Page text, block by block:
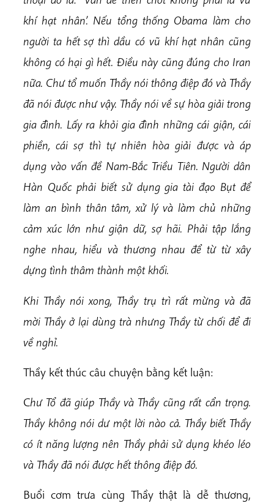
khí hạt nhân’. Nếu tổng thống Obama làm cho
người ta hết sợ thì dầu có vũ khí hạt nhân cũng
không có hại gì hết. Điều này cũng đúng cho Iran
nữa. Chư tổ muốn Thầy nói thông điệp đó và Thầy
đã nói được như vậy. Thầy nói về sự hòa giải trong
gia đình. Lấy ra khỏi gia đình những cái giận, cái
phiền, cái sợ thì tự nhiên hòa giải được và áp
dụng vào vấn đề Nam-Bắc Triều Tiên. Người dân
Hàn Quốc phải biết sử dụng gia tài đạo Bụt để
làm an bình thân tâm, xử lý và làm chủ những
cảm xúc lớn như giận dữ, sợ hãi. Phải tập lắng
nghe nhau, hiểu và thương nhau để từ từ xây
dựng tình thâm thành một khối.
Khi Thầy nói xong, Thầy trụ trì rất mừng và đã
mời Thầy ở lại dùng trà nhưng Thầy từ chối để đi
về nghỉ.
Thầy kết thúc câu chuyện bằng kết luận:
ChưTổ đã giúp Thầy và Thầy cũng rất cẩn trọng.
Thầy không nói dư một lời nào cả. Thầy biết Thầy
có ít năng lượng nên Thầy phải sử dụng khéo léo
và Thầy đã nói được hết thông điệp đó.
Buổi cơm trưa cùng Thầy thật là dễ thương,